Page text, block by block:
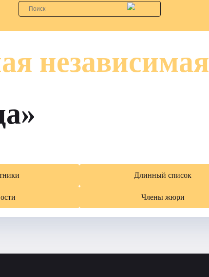
независимая
Длинный список
Члены жюри